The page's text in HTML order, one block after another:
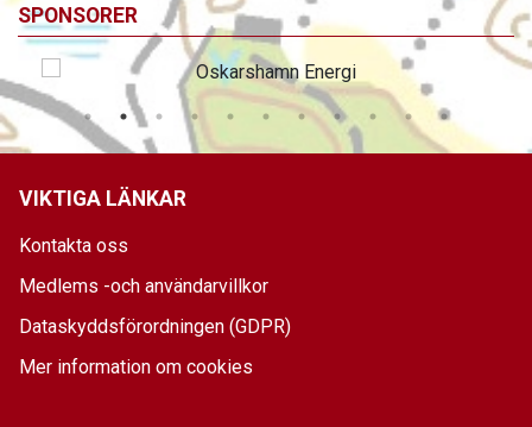
SPONSORER
VIKTIGA LÄNKAR
Kontakta oss
Medlems -och användarvillkor
Dataskyddsförordningen (GDPR)
Mer information om cookies